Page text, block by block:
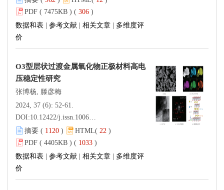
PDF ( 7475KB ) ( 306 )
数据和表
参考文献 相关文章
多维度评
价
O3型层状过渡金属氧化物正极材料高电
压稳定性研究
张博杨, 滕彦梅
2024, 37 (6): 52-61.
DOI:10.12422/j.issn.1006-396X.2024.06.006
摘要 ( 1120 ) HTML( 22 )
PDF ( 4405KB ) ( 1033 )
数据和表
参考文献 相关文章
多维度评
价